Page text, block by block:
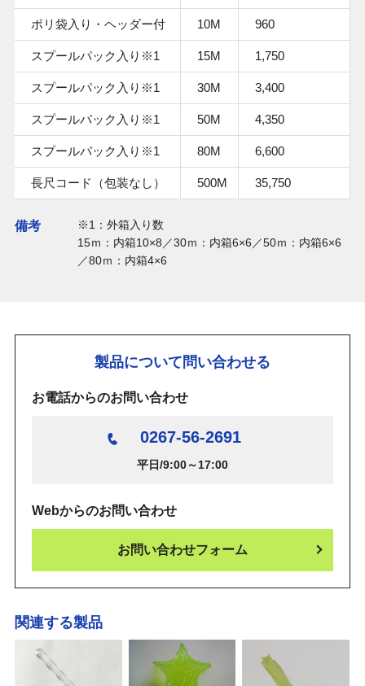
ポリ袋入り・ヘッダー付 10M 960
スプールパック入り※1 15M 1,750
スプールパック入り※1 30M 3,400
スプールパック入り※1 50M 4,350
スプールパック入り※1 80M 6,600
長尺コード（包装なし） 500M 35,750
備考
※1：外箱入り数
15ｍ：内箱10×8／30ｍ：内箱6×6／50ｍ：内箱6×6
／80ｍ：内箱4×6
製品について問い合わせる
お電話からのお問い合わせ
0267-56-2691
平日/9:00～17:00
Webからのお問い合わせ
お問い合わせフォーム
関連する製品